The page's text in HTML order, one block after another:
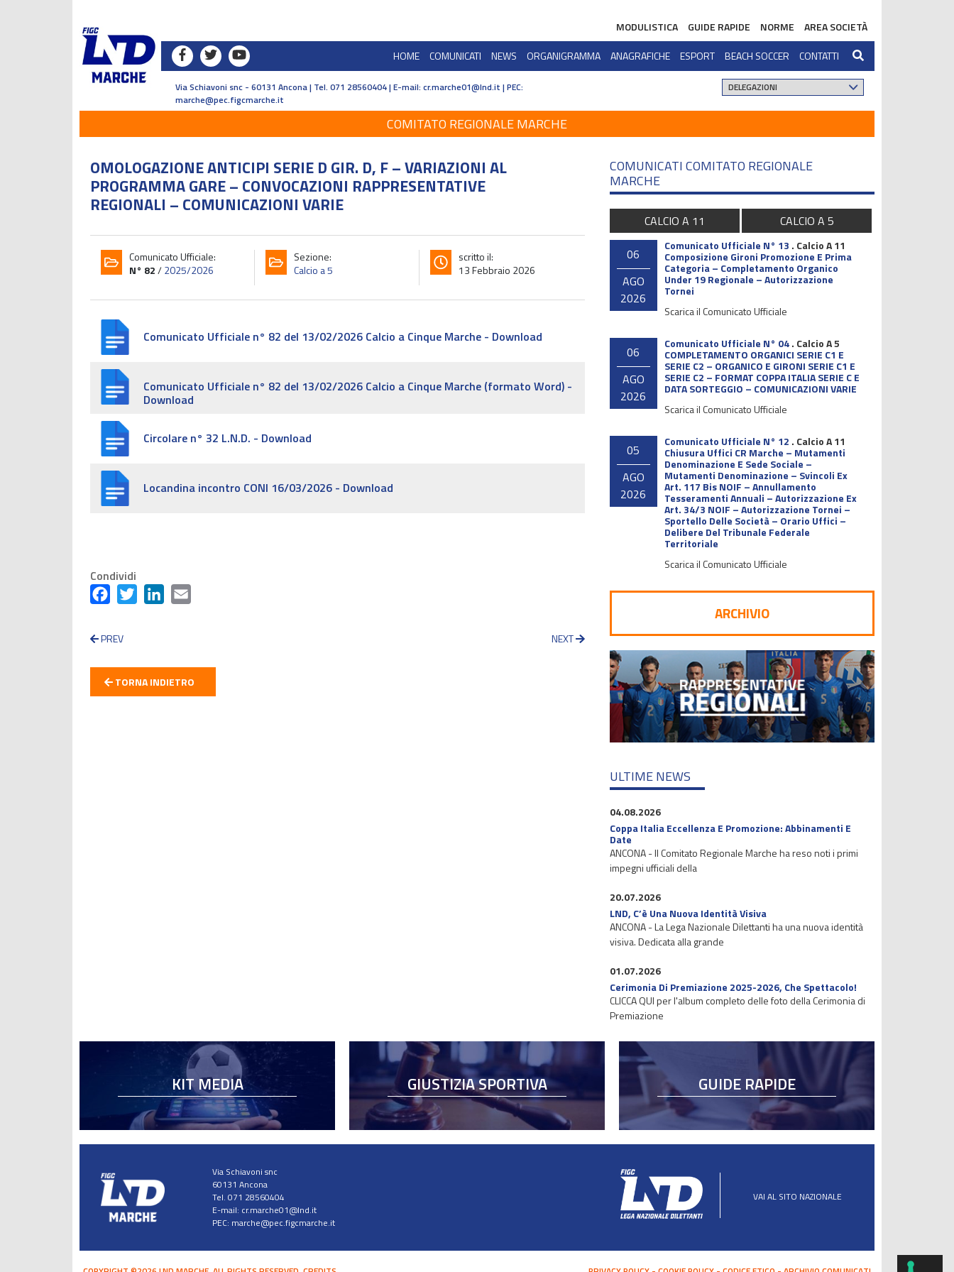
MODULISTICA GUIDE RAPIDE NORME
AREA SOCIETÀ
HOME
COMUNICATI NEWS ORGANIGRAMMA ANAGRAFICHE ESPORT BEACH SOCCER CONTATTI
Via Schiavoni snc - 60131 Ancona | Tel. 071 28560404 | E-mail: cr.marche01@lnd.it | PEC:
marche@pec.figcmarche.it
COMITATO REGIONALE MARCHE
OMOLOGAZIONE ANTICIPI SERIE D GIR. D, F – VARIAZIONI AL
PROGRAMMA GARE – CONVOCAZIONI RAPPRESENTATIVE
REGIONALI – COMUNICAZIONI VARIE
Comunicato Ufficiale:
N° 82/2025/2026
Sezione:
Calcio a 5
scritto il:
13 Febbraio 2026
Comunicato Ufficiale n° 82 del 13/02/2026 Calcio a Cinque Marche - Download
Comunicato Ufficiale n° 82 del 13/02/2026 Calcio a Cinque Marche (formato Word) -
Download
Circolare n° 32 L.N.D. - Download
Locandina incontro CONI 16/03/2026 - Download
Condividi
FacebookTwitter LinkedIn
PREV NEXT
TORNA INDIETRO
COMUNICATI COMITATO REGIONALE
MARCHE
CALCIO A 11
CALCIO A 5
06
AGO
2026
Comunicato Ufficiale N° 13 . Calcio A 11
Composizione Gironi Promozione E Prima
Categoria – Completamento Organico
Under 19 Regionale – Autorizzazione
Tornei
Scarica il Comunicato Ufficiale
06
AGO
2026
Comunicato Ufficiale N° 04. Calcio A 5
COMPLETAMENTO ORGANICI SERIE C1 E
SERIE C2 – ORGANICO E GIRONI SERIE C1 E
SERIE C2 – FORMAT COPPA ITALIA SERIE C E
DATA SORTEGGIO – COMUNICAZIONI VARIE
Scarica il Comunicato Ufficiale
05
AGO
2026
Comunicato Ufficiale N° 12 . Calcio A 11
Chiusura Uffici CR Marche – Mutamenti
Denominazione E Sede Sociale –
Mutamenti Denominazione – Svincoli Ex
Art. 117 Bis NOIF – Annullamento
Tesseramenti Annuali – Autorizzazione Ex
Art. 34/3 NOIF – Autorizzazione Tornei –
Sportello Delle Società – Orario Uffici –
Delibere Del Tribunale Federale
Territoriale
Scarica il Comunicato Ufficiale
ARCHIVIO
ULTIME NEWS
04.08.2026
Coppa Italia Eccellenza E Promozione: Abbinamenti E
Date
ANCONA - Il Comitato Regionale Marche ha reso noti i primi
impegni ufficiali della
20.07.2026
LND, C’è Una Nuova Identità Visiva
ANCONA - La Lega Nazionale Dilettanti ha una nuova identità
visiva. Dedicata alla grande
01.07.2026
Cerimonia Di Premiazione 2025-2026, Che Spettacolo!
CLICCA QUI per l'album completo delle foto della Cerimonia di
Premiazione
KIT MEDIA GIUSTIZIA SPORTIVA GUIDE RAPIDE
Via Schiavoni snc
60131 Ancona
Tel. 071 28560404
E-mail: cr.marche01@lnd.it
PEC: marche@pec.figcmarche.it
VAI AL SITO NAZIONALE